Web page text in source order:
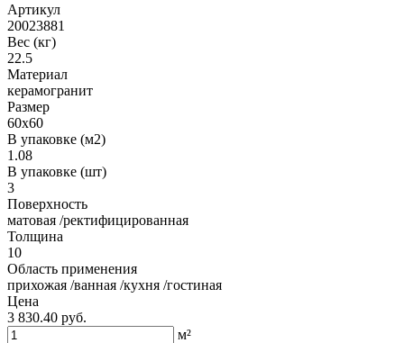
Артикул
20023881
Вес (кг)
22.5
Материал
керамогранит
Размер
60x60
В упаковке (м2)
1.08
В упаковке (шт)
3
Поверхность
матовая /ректифицированная
Толщина
10
Область применения
прихожая /ванная /кухня /гостиная
Цена
3 830.40 руб.
м²